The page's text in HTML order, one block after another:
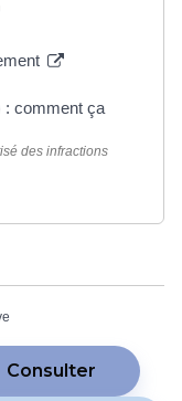
: comment ça
des infractions
Consulter